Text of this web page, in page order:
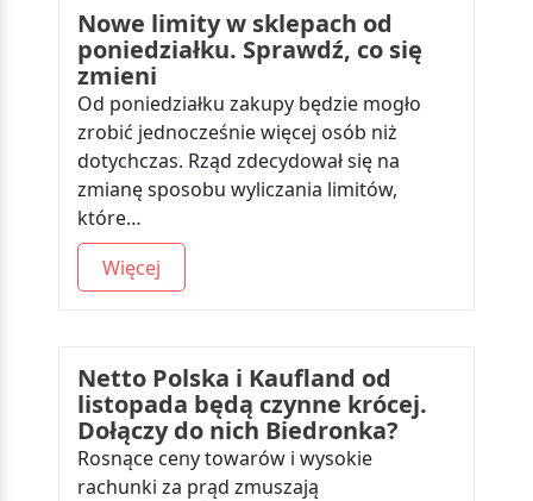
Nowe limity w sklepach od
poniedziałku. Sprawdź, co się
zmieni
Od poniedziałku zakupy będzie mogło
zrobić jednocześnie więcej osób niż
dotychczas. Rząd zdecydował się na
zmianę sposobu wyliczania limitów,
które…
Więcej
Netto Polska i Kaufland od
listopada będą czynne krócej.
Dołączy do nich Biedronka?
Rosnące ceny towarów i wysokie
rachunki za prąd zmuszają